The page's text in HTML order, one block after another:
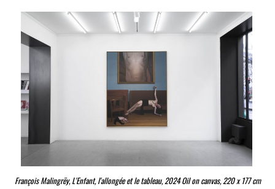
François Malingrëy, L'Enfant, l'allongée et le tableau, 2024 Oil on canvas, 220 x 177 cm